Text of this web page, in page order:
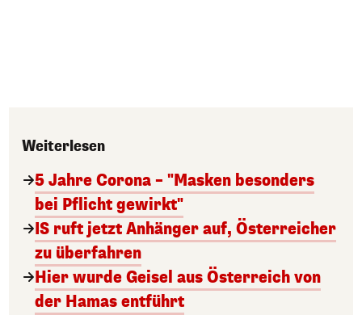
Weiterlesen
5 Jahre Corona – "Masken besonders
bei Pflicht gewirkt"
IS ruft jetzt Anhänger auf, Österreicher
zu überfahren
Hier wurde Geisel aus Österreich von
der Hamas entführt